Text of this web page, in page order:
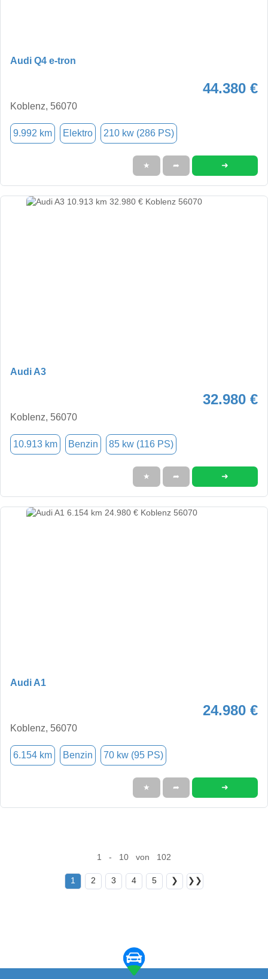
Audi Q4 e-tron
44.380 €
Koblenz, 56070
9.992 km Elektro 210 kw (286 PS)
★ ➦ ➜
Audi A3
32.980 €
Koblenz, 56070
10.913 km Benzin 85 kw (116 PS)
★ ➦ ➜
Audi A1
24.980 €
Koblenz, 56070
6.154 km Benzin 70 kw (95 PS)
★ ➦ ➜
1 - 10 von 102
1 2 3 4 5 ❯ ❯❯